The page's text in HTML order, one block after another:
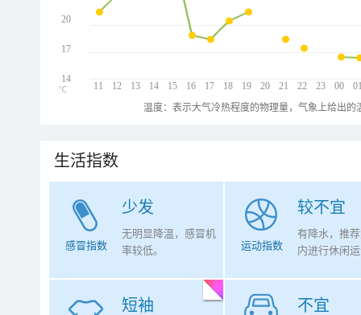
11 12 13 14 15 16 17 18 19 20 21 22 23 00
20
17
14
℃
温度：表示大气冷热程度的物理量，气象上给出
生活指数
少发
感冒指数
无明显降温，感冒机
率较低。
较不宜
运动指数
有降水，推
内进行休闲
短袖 不宜